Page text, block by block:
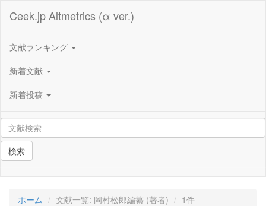
Ceek.jp Altmetrics (α ver.)
文献ランキング
新着文献
新着投稿
検索
ホーム 文献一覧: 岡村松郎編纂 (著者) 1件